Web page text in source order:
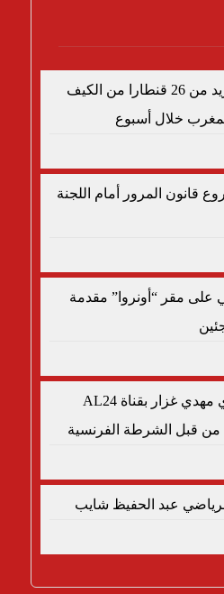
إحباط محاولات إدخال أزيد من 26 قنطارا من الكيف
خلال أسبوع
قانون المرور أمام اللجنة
على مقر “أونروا” مقدمة
توقيف الصحفي الجزائري مهدي غزار بقناة AL24
عبد الحفيظ شايب